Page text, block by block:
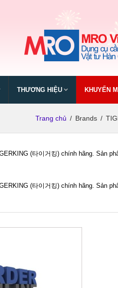
THƯƠNG HIỆU KHUYẾN
Trang chủ / Brands /
(타이거킹) chính hãng. Sản
(타이거킹) chính hãng. Sản